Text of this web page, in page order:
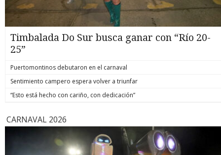
Timbalada Do Sur busca ganar con “Río 20-
25”
Puertomontinos debutaron en el carnaval
Sentimiento campero espera volver a triunfar
“Esto está hecho con cariño, con dedicación”
CARNAVAL 2026